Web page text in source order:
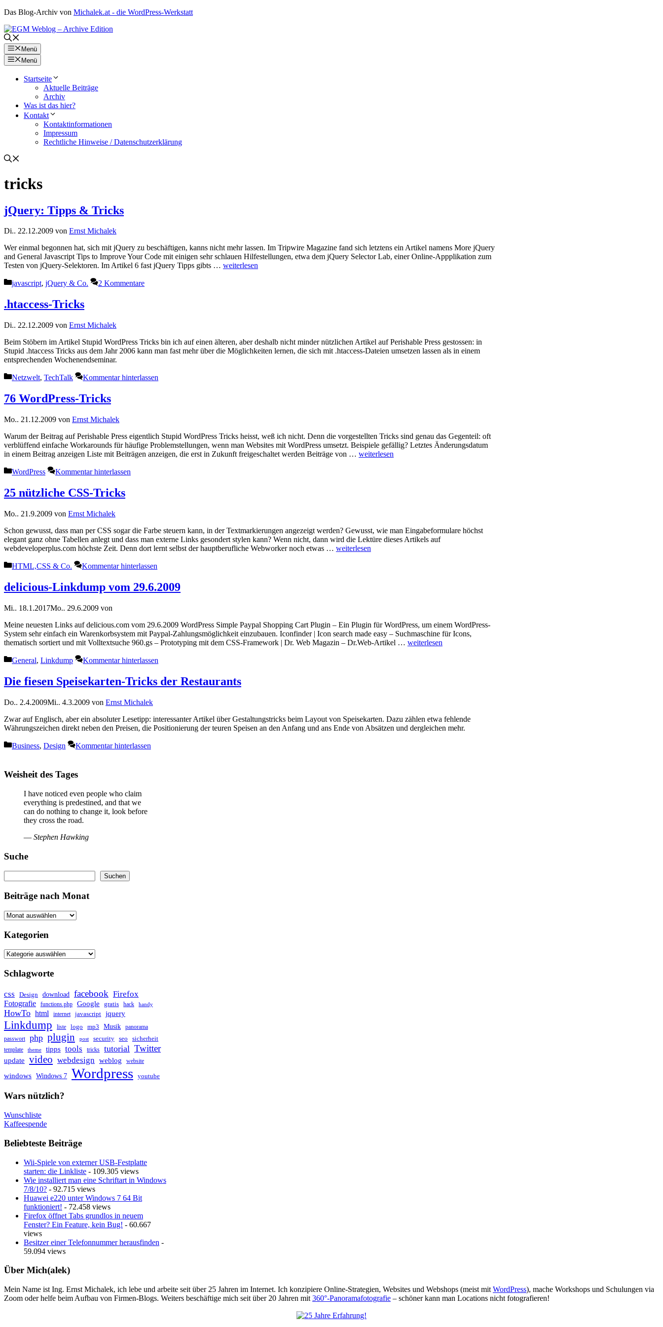
Zum
springen
Das Blog-Archiv von Michalek.at - die WordPress-Werkstatt
Menü
Menü
Startseite
Aktuelle Beiträge
Archiv
Was ist das hier?
Kontakt
Kontaktinformationen
Impressum
Rechtliche Hinweise / Datenschutzerklärung
tricks
jQuery: Tipps & Tricks
Di.. 22.12.2009 von Ernst Michalek
Wer einmal begonnen hat, sich mit jQuery zu beschäftigen, kanns nicht mehr lassen. Im Tripwire Magazine fand sich letztens ein Artikel namens More jQuery
and General Javascript Tips to Improve Your Code mit einigen sehr schlauen Hilfestellungen, etwa dem jQuery Selector Lab, einer Online-Appplikation zum
Testen von jQuery-Selektoren. Im Artikel 6 fast jQuery Tipps gibts … weiterlesen
Kategorien
javascript, jQuery & Co. 2 Kommentare
.htaccess-Tricks
Di.. 22.12.2009 von Ernst Michalek
Beim Stöbern im Artikel Stupid WordPress Tricks bin ich auf einen älteren, aber deshalb nicht minder nützlichen Artikel auf Perishable Press gestossen: in
Stupid .htaccess Tricks aus dem Jahr 2006 kann man fast mehr über die Möglichkeiten lernen, die sich mit .htaccess-Dateien umsetzen lassen als in einem
entsprechenden Wochenendseminar.
Kategorien
Netzwelt, TechTalk Kommentar hinterlassen
76 WordPress-Tricks
Mo.. 21.12.2009 von Ernst Michalek
Warum der Beitrag auf Perishable Press eigentlich Stupid WordPress Tricks heisst, weß ich nicht. Denn die vorgestellten Tricks sind genau das Gegenteil: oft
verblüffend einfache Workarounds für häufige Problemstellungen, wenn man Websites mit WordPress umsetzt. Beispiele gefällig? Letztes Änderungsdatum
in einem Beitrag anzeigen Liste mit Beiträgen anzeigen, die erst in Zukunft freigeschaltet werden Beiträge von … weiterlesen
Kategorien
WordPress Kommentar hinterlassen
25 nützliche CSS-Tricks
Mo.. 21.9.2009 von Ernst Michalek
Schon gewusst, dass man per CSS sogar die Farbe steuern kann, in der Textmarkierungen angezeigt werden? Gewusst, wie man Eingabeformulare höchst
elegant ganz ohne Tabellen anlegt und dass man externe Links gesondert stylen kann? Wenn nicht, dann wird die Lektüre dieses Artikels auf
webdeveloperplus.com höchste Zeit. Denn dort lernt selbst der hauptberufliche Webworker noch etwas … weiterlesen
Kategorien
HTML,CSS & Co. Kommentar hinterlassen
delicious-Linkdump vom 29.6.2009
Mi.. 18.1.2017Mo.. 29.6.2009 von
Meine neuesten Links auf delicious.com vom 29.6.2009 WordPress Simple Paypal Shopping Cart Plugin – Ein Plugin für WordPress, um einem WordPress-
System sehr einfach ein Warenkorbsystem mit Paypal-Zahlungsmöglichkeit einzubauen. Iconfinder | Icon search made easy – Suchmaschine für Icons,
thematisch sortiert und mit Volltextsuche 960.gs – Prototyping mit dem CSS-Framework | Dr. Web Magazin – Dr.Web-Artikel … weiterlesen
Kategorien
General, Linkdump Kommentar hinterlassen
Die fiesen Speisekarten-Tricks der Restaurants
Do.. 2.4.2009Mi.. 4.3.2009 von Ernst Michalek
Zwar auf Englisch, aber ein absoluter Lesetipp: interessanter Artikel über Gestaltungstricks beim Layout von Speisekarten. Dazu zählen etwa fehlende
Währungszeichen direkt neben den Preisen, die Positionierung der teuren Speisen an den Anfang und ans Ende von Absätzen und dergleichen mehr.
Kategorien
Business, Design Kommentar hinterlassen
Weisheit des Tages
I have noticed even people who claim
everything is predestined, and that we
can do nothing to change it, look before
they cross the road.
— Stephen Hawking
Suche
Suchen
Beiträge nach Monat
Kategorien
Kategorien
Schlagworte
css Design download facebook Firefox
Fotografie functions.php Google gratis hack handy
HowTo html internet javascript jquery
Linkdump liste logo mp3 Musik
panorama
passwort
php plugin post security seo sicherheit
template theme tipps tools tricks tutorial Twitter
update video webdesign weblog website
windows Windows 7 Wordpress youtube
Wars nützlich?
Wunschliste
Kaffeespende
Beliebteste Beiträge
Wii-Spiele von externer USB-Festplatte
starten: die Linkliste - 109.305 views
Wie installiert man eine Schriftart in Windows
7/8/10? - 92.715 views
Huawei e220 unter Windows 7 64 Bit
funktioniert! - 72.458 views
Firefox öffnet Tabs grundlos in neuem
Fenster? Ein Feature, kein Bug! - 60.667
views
Besitzer einer Telefonnummer herausfinden -
59.094 views
Über Mich(alek)
Mein Name ist Ing. Ernst Michalek, ich lebe und arbeite seit über 25 Jahren im Internet. Ich konzipiere Online-Strategien, Websites und Webshops (meist mit WordPress), mache Workshops und Schulungen via
Zoom oder helfe beim Aufbau von Firmen-Blogs. Weiters beschäftige mich seit über 20 Jahren mit 360°-Panoramafotografie – schöner kann man Locations nicht fotografieren!